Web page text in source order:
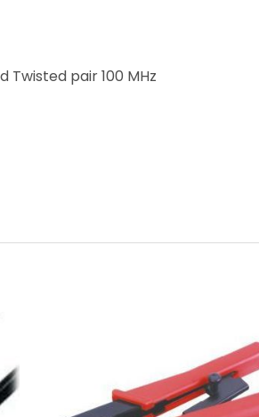
Twisted pair 100 MHz